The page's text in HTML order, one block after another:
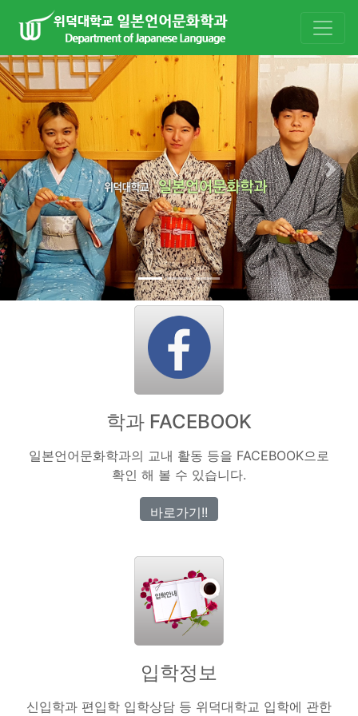
Previous Next
학과 FACEBOOK
일본언어문화학과의 교내 활동 등을 FACEBOOK으로
확인 해 볼 수 있습니다.
바로가기!!
입학정보
신입학과 편입학 입학상담 등 위덕대학교 입학에 관한